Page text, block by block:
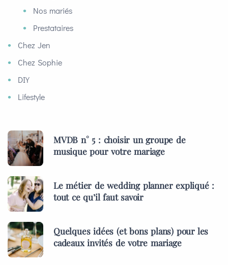
Nos mariés
Prestataires
Chez Jen
Chez Sophie
DIY
Lifestyle
MVDB n° 5 : choisir un groupe de
musique pour votre mariage
Le métier de wedding planner expliqué :
tout ce qu’il faut savoir
Quelques idées (et bons plans) pour les
cadeaux invités de votre mariage